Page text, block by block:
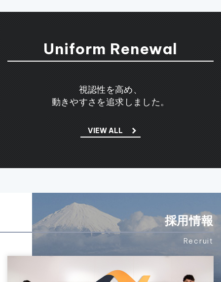
Uniform Renewal
視認性を高め、
動きやすさを追求しました。
VIEW ALL
採用情報
Recruit